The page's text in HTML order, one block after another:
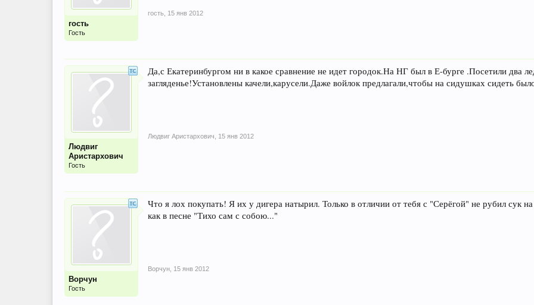
гость
Гость
гость 15 янв 2012
Людвиг
Аристархович
Гость
Да,с Екатеринбургом ни в какое сравнение не идет городок.На НГ был в Е-бурге .Посетили два
загляденье!Установлены качели,карусели.Даже войлок предлагали,чтобы на сидушках сидеть
Людвиг Аристархович 15 янв 2012
Ворчун
Гость
Что я лох покупать! Я их у дигера натырил. Только в отличии от тебя с "Серёгой" не рубил сук
как в песне "Тихо сам с собою..."
Ворчун 15 янв 2012